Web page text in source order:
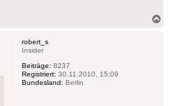
robert_s
Insider
Beiträge: 8237
Registriert: 30.11.2010, 15:09
Bundesland: Berlin